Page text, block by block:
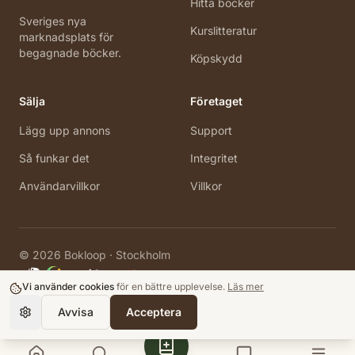
och sålde två miljoner exemplar i Tyskland.
Den 26 augusti 2013 tog Wolfgang Herrndorf
sitt liv, han sköt sig vid Hohenzollernkanal i
han blev för sjuk
Sveriges nya
marknadsplats för
begagnade böcker.
Hitta böcker
Kurslitteratur
Köpskydd
Sälja
Lägg upp annons
Så funkar det
Användarvillkor
Företaget
Support
Integritet
Villkor
© 2026 Bokloop · Stockholm
Vi använder cookies för en bättre upplevelse. Läs mer
Avvisa Acceptera